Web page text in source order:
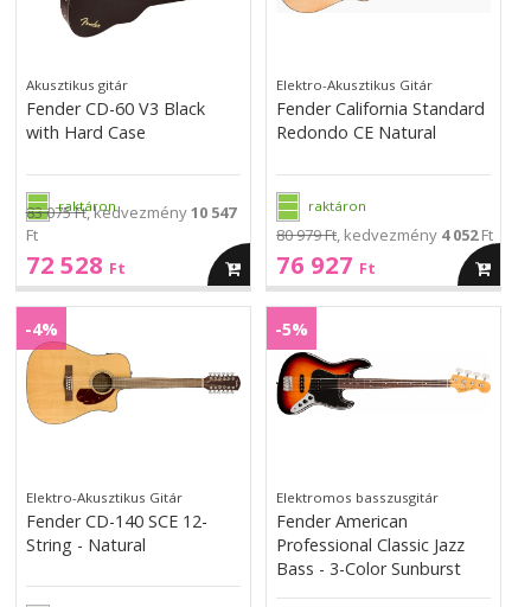
Case
Akusztikus gitár
Fender CD-60 V3 Black
with Hard Case
raktáron
83 075 Ft, kedvezmény10 547
Ft
72 528 Ft kosárba
CENatural
Elektro-Akusztikus Gitár
Fender California Standard
Redondo CE Natural
raktáron
80 979 Ft, kedvezmény 4 052Ft
76 927 Ft kosárba
Fender
CD-
140
SCE
12-
Natural
CD-
140
SCE
12-
String
Elektro-Akusztikus Gitár
Fender CD-140 SCE 12-
String - Natural
-4%
Fender
Professional
Classic
Jazz
3-
Color
Sunburst
American
Professional
Classic
Jazz
Color
Sunburst
Elektromos basszusgitár
Fender American
Professional Classic Jazz
Bass - 3-Color Sunburst
-5%